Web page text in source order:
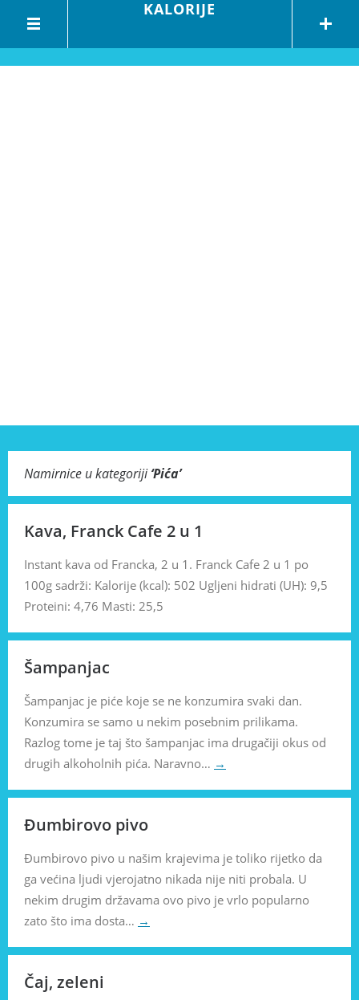
KALORIJE
Namirnice u kategoriji‘Pića’
Kava, Franck Cafe 2 u 1
Instant kava od Francka, 2 u 1. Franck Cafe 2 u 1 po
100g sadrži: Kalorije (kcal): 502 Ugljeni hidrati (UH): 9,5
Proteini: 4,76 Masti: 25,5
Šampanjac
Šampanjac je piće koje se ne konzumira svaki dan.
Konzumira se samo u nekim posebnim prilikama.
Razlog tome je taj što šampanjac ima drugačiji okus od
drugih alkoholnih pića. Naravno… →
Đumbirovo pivo
Đumbirovo pivo u našim krajevima je toliko rijetko da
ga većina ljudi vjerojatno nikada nije niti probala. U
nekim drugim državama ovo pivo je vrlo popularno
zato što ima dosta… →
Čaj, zeleni